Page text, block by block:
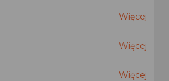
Więcej
Więcej
Więcej